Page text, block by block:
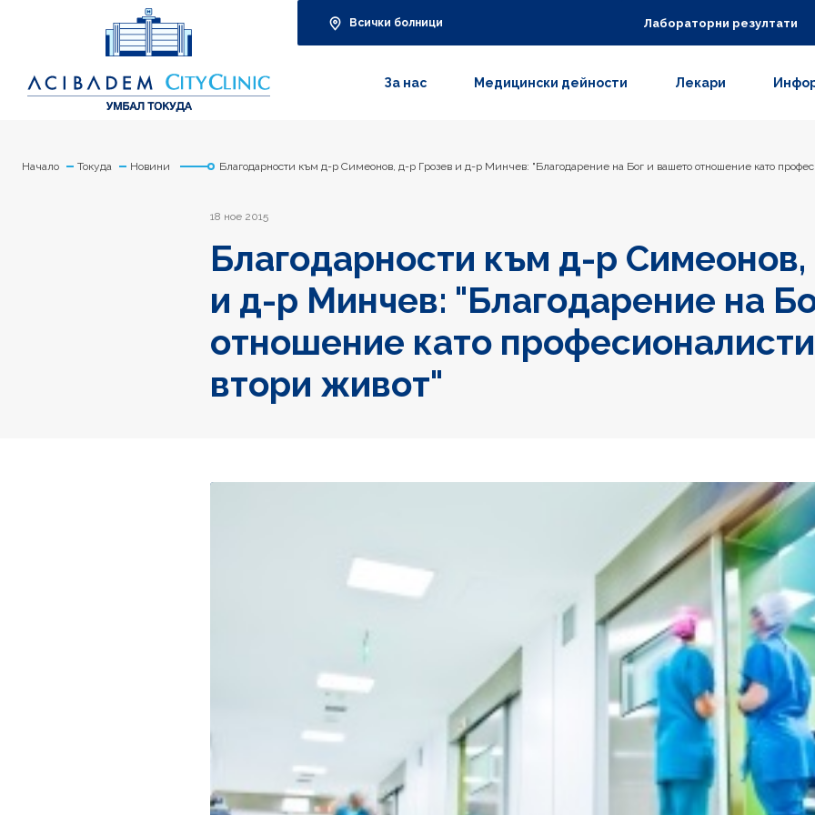
Всички болници Лабораторни резултати
За нас Медицински дейности Лекари
Начало Токуда Новини Благодарности към д-р Симеонов, д-р Грозев и д-р Минчев: "Благодарение на Бог и вашето отношение като
18 ное 2015
Благодарности към д-р Симеонов,
и д-р Минчев: "Благодарение на
отношение като
втори живот"